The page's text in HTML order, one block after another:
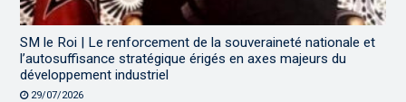
SM le Roi | Le renforcement de la souveraineté nationale et
l’autosuffisance stratégique érigés en axes majeurs du
développement industriel
29/07/2026